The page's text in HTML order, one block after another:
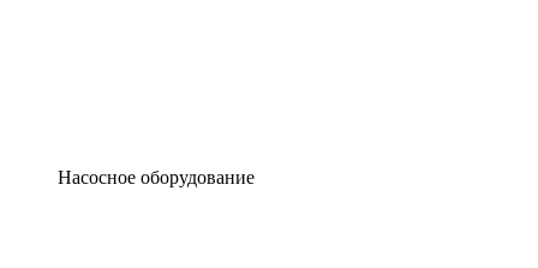
Насосное оборудование